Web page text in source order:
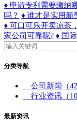
♦ 申请专利需要缴纳
吗？ ♦ 谁才是实用新
♦ 可口可乐开卖凉茶
家公司可靠呢? ♦ 国
分类导航
公司新闻
（
行业资讯 （
最新资讯